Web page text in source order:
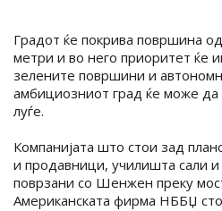
Градот ќе покрива површина
метри и во него приоритет ќе
зелените површини и
амбициозниот град ќе може да
луѓе.
Компанијата што стои зад
и продавници, училишта сали
поврзани со Шенжен преку
Американската фирма НББЏ